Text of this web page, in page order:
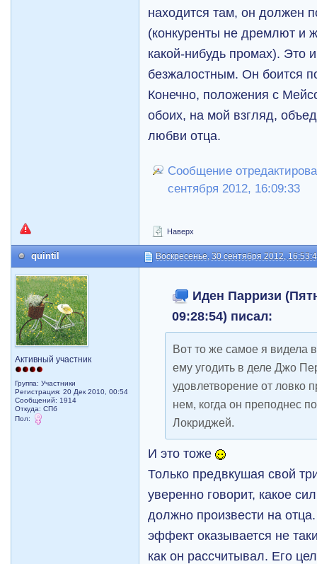
находится там, он должен
(конкуренты не дремлют и
какой-нибудь промах). Это
безжалостным. Он боится
Конечно, положения с
обоих, на мой взгляд,
любви отца.
Сообщение
сентября 2012, 16:09:33
Наверх
quintil Воскресенье, 30 сентября 2012,
Активный участник
Группа: Участники
Регистрация: 20 Дек 2010, 00:54
Сообщений: 1914
Откуда: СПб
Пол:
Иден Парризи
09:28:54) писал:
Вот то же самое я видела
ему угодить в деле Джо
удовлетворение от ловко
нем, когда он преподнес
Локриджей.
И это тоже
Только предвкушая свой
уверенно говорит, какое
должно произвести на
эффект оказывается не
как он рассчитывал. Его